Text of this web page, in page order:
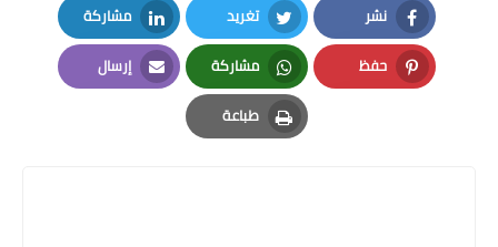
نشر
Facebook
تغريد
Twitter
مشاركة
LinkedIn
حفظ
Pinterest
مشاركة
Whatsapp
إرسال
Email
طباعة
Print